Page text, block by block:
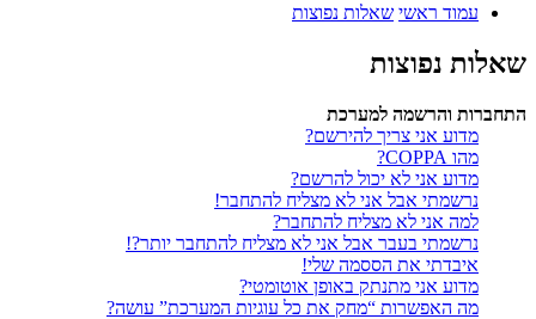
עמוד ראשי שאלות נפוצות
שאלות נפוצות
התחברות והרשמה למערכת
מדוע אני צריך להירשם?
מהו COPPA?
מדוע אני לא יכול להרשם?
נרשמתי אבל אני לא מצליח להתחבר!
למה אני לא מצליח להתחבר?
נרשמתי בעבר אבל אני לא מצליח להתחבר יותר?!
איבדתי את הססמה שלי!
מדוע אני מתנתק באופן אוטומטי?
מה האפשרות “מחק את כל עוגיות המערכת” עושה?